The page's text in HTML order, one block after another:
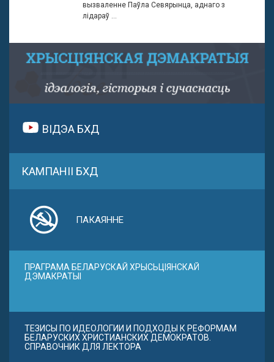
вызваленне Паўла Севярынца, аднаго з
лідараў ...
ВІДЭА БХД
КАМПАНІІ БХД
ПАКАЯННЕ
ПРАГРАМА БЕЛАРУСКАЙ ХРЫСЬЦІЯНСКАЙ
ДЭМАКРАТЫІ
ТЕЗИСЫ ПО ИДЕОЛОГИИ И ПОДХОДЫ К РЕФОРМАМ
БЕЛАРУСКИХ ХРИСТИАНСКИХ ДЕМОКРАТОВ.
СПРАВОЧНИК ДЛЯ ЛЕКТОРА